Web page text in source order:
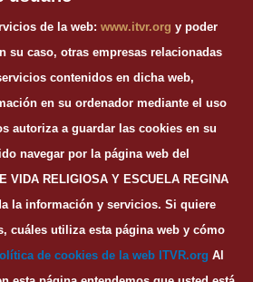
de Vida Religiosa
Regina Apostolorum
28008 Madrid
Tel. 91 540 12 73
626 278 077
secretaria@itvr.org
10h-14h y 16:30h-20:30h
de la web:www.itvr.org y poder
su caso, otras empresas relacionadas
contenidos en dicha web,
en su ordenador mediante el uso
autoriza a guardar las cookies en su
navegar por la página web del
VIDA RELIGIOSA Y ESCUELA REGINA
la información y servicios. Si quiere
cuáles utiliza esta página web y cómo
de cookies de la web ITVR.org Al